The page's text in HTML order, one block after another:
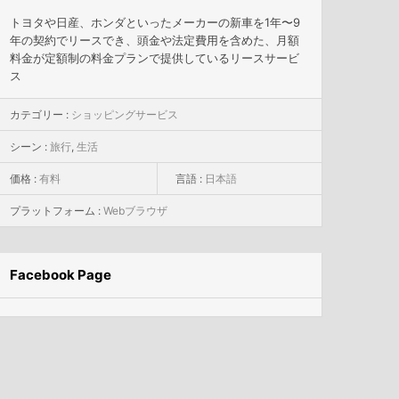
トヨタや日産、ホンダといったメーカーの新車を1年〜9
年の契約でリースでき、頭金や法定費用を含めた、月額
料金が定額制の料金プランで提供しているリースサービ
ス
カテゴリー : ショッピングサービス
シーン : 旅行, 生活
価格 : 有料 言語 : 日本語
プラットフォーム : Webブラウザ
Facebook Page